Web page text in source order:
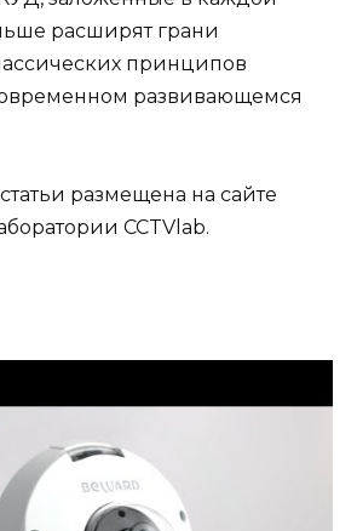
расширят грани
принципов
развивающемся
размещена на сайте
CCTVlab.